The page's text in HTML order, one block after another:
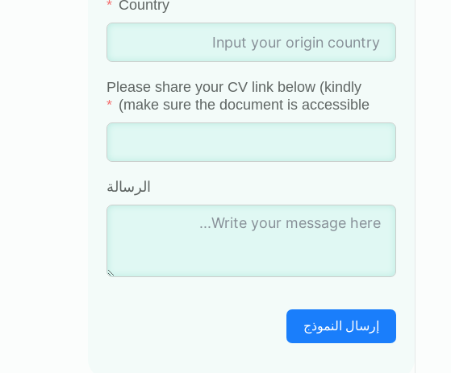
Country
Please share your CV link below (kindly
make sure the document is accessible)
الرسالة
إرسال النموذج